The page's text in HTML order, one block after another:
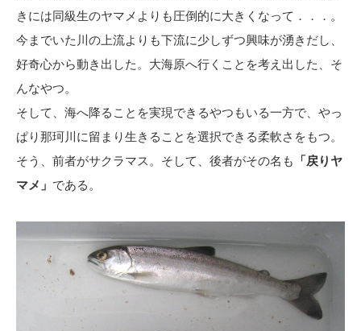
きには同級生のヤマメよりも圧倒的に大きくなって．．．。
今までいた川の上流よりも下流に少しずつ興味が湧きだし、
好奇心から動き出した。大海原へ行くことを考え出した、そ
んなやつ。
そして、海へ降ることを実現できるやつもいる一方で、やっ
ぱり那珂川に留まり生きることを選択できる柔軟さをもつ。
そう、前者がサクラマス。そして、後者がその名も
「戻りヤ
マメ」 である。